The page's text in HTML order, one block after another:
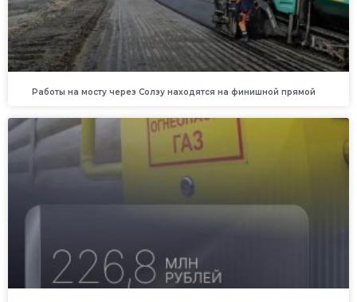
Работы на мосту через Солзу находятся на финишной прямой